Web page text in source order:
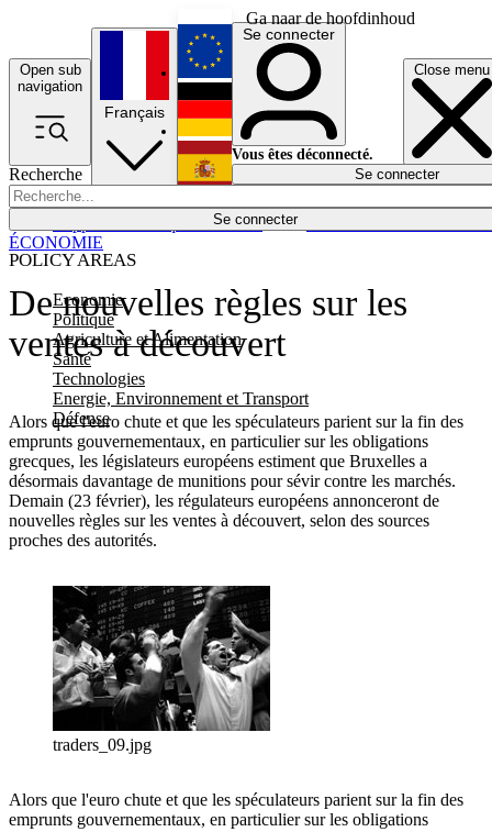
Ga naar de hoofdinhoud
Open sub
navigation
Close menu
Recherche
Se connecter
POLICY AREAS
Economie
Politique
Agriculture et Alimentation
Santé
Technologies
Energie, Environnement et Transport
Défense
Économie
Français
English
Deutsch
Español
Se connecter
Vous êtes déconnecté.
Se connecter
De nouvelles règles sur les
ventes à découvert
Alors que l'euro chute et que les spéculateurs parient sur la fin des
emprunts gouvernementaux, en particulier sur les obligations
grecques, les législateurs européens estiment que Bruxelles a
désormais davantage de munitions pour sévir contre les marchés.
Demain (23 février), les régulateurs européens annonceront de
nouvelles règles sur les ventes à découvert, selon des sources
proches des autorités.
ÉCONOMIE
traders_09.jpg
Alors que l'euro chute et que les spéculateurs parient sur la fin des
emprunts gouvernementaux, en particulier sur les obligations